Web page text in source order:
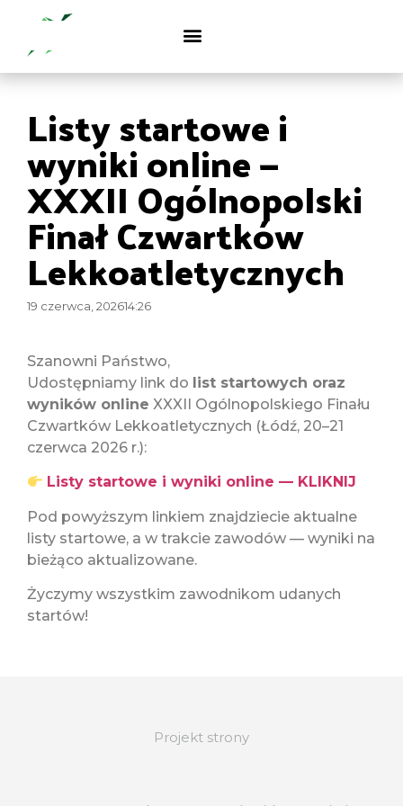
Listy startowe i
wyniki online —
XXXII Ogólnopolski
Finał Czwartków
Lekkoatletycznych
19 czerwca, 202614:26
Szanowni Państwo,
Udostępniamy link do list startowych oraz
wyników online XXXII Ogólnopolskiego Finału
Czwartków Lekkoatletycznych (Łódź, 20–21
czerwca 2026 r.):
Listy startowe i wyniki online — KLIKNIJ
Pod powyższym linkiem znajdziecie aktualne
listy startowe, a w trakcie zawodów — wyniki na
bieżąco aktualizowane.
Życzymy wszystkim zawodnikom udanych
startów!
Projekt strony